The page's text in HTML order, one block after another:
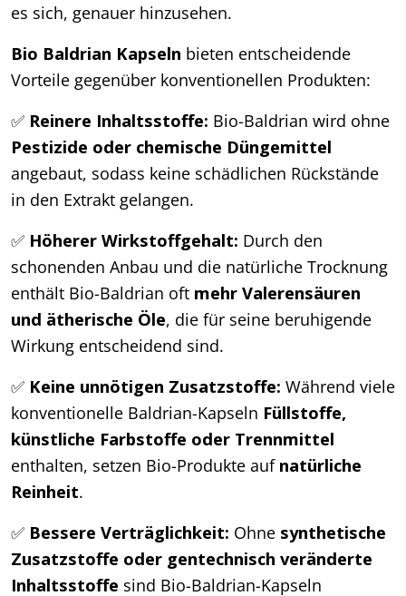
es sich, genauer hinzusehen.
Bio Baldrian Kapseln bieten entscheidende
Vorteile gegenüber konventionellen Produkten:
✅ Reinere Inhaltsstoffe: Bio-Baldrian wird ohne
Pestizide oder chemische Düngemittel
angebaut, sodass keine schädlichen Rückstände
in den Extrakt gelangen.
✅ Höherer Wirkstoffgehalt: Durch den
schonenden Anbau und die natürliche Trocknung
enthält Bio-Baldrian oft mehr Valerensäuren
und ätherische Öle, die für seine beruhigende
Wirkung entscheidend sind.
✅ Keine unnötigen Zusatzstoffe: Während viele
konventionelle Baldrian-Kapseln Füllstoffe,
künstliche Farbstoffe oder Trennmittel
enthalten, setzen Bio-Produkte auf natürliche
Reinheit.
✅ Bessere Verträglichkeit: Ohne synthetische
Zusatzstoffe oder gentechnisch veränderte
Inhaltsstoffe sind Bio-Baldrian-Kapseln